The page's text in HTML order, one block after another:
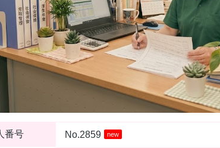
番号 No.2859 new